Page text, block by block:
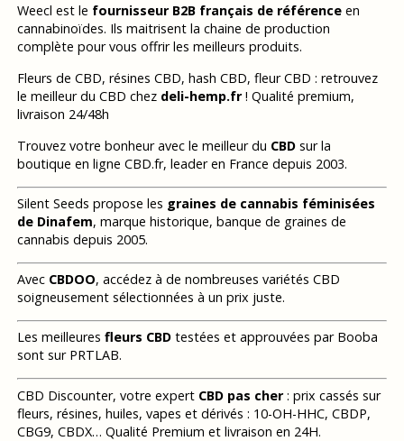
Weecl est le fournisseur B2B français de référenceen
cannabinoïdes. Ils maitrisent la chaine de production
complète pour vous offrir les meilleurs produits.
Fleurs de CBD, résines CBD, hash CBD, fleur CBD : retrouvez
le meilleur du CBD chez deli-hemp.fr! Qualité premium,
livraison 24/48h
Trouvez votre bonheur avec le meilleur du CBDsur la
boutique en ligne CBD.fr, leader en France depuis 2003.
Silent Seeds propose les graines de cannabis féminisées
de Dinafem, marque historique, banque de graines de
cannabis depuis 2005.
Avec CBDOO, accédez à de nombreuses variétés CBD
soigneusement sélectionnées à un prix juste.
Les meilleures fleurs CBDtestées et approuvées par Booba
sont sur PRTLAB.
CBD Discounter, votre expert CBD pas cher: prix cassés sur
fleurs, résines, huiles, vapes et dérivés : 10-OH-HHC, CBDP,
CBG9, CBDX… Qualité Premium et livraison en 24H.